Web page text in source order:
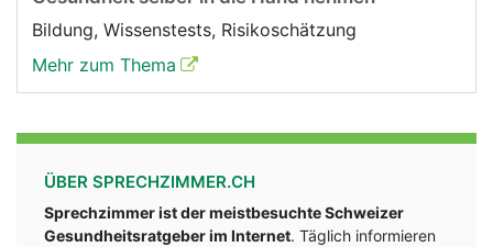
Bildung, Wissenstests, Risikoschätzung
Mehr zum Thema
ÜBER SPRECHZIMMER.CH
Sprechzimmer ist der meistbesuchte Schweizer
Gesundheitsratgeber im Internet. Täglich informieren